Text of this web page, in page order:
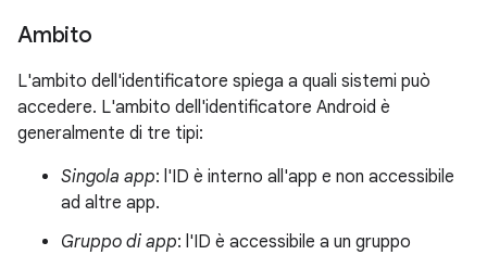
Ambito
L'ambito dell'identificatore spiega a quali sistemi può
accedere. L'ambito dell'identificatore Android è
generalmente di tre tipi:
Singola app: l'ID è interno all'app e non accessibile
ad altre app.
Gruppo di app: l'ID è accessibile a un gruppo